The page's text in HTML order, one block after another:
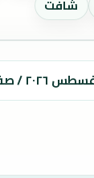
شافت
1448 هـ